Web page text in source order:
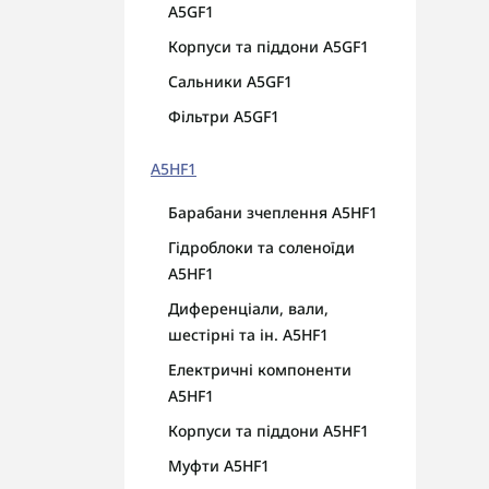
A5GF1
Корпуси та піддони A5GF1
Сальники A5GF1
Фільтри A5GF1
A5HF1
Барабани зчеплення A5HF1
Гідроблоки та соленоїди
A5HF1
Диференціали, вали,
шестірні та ін. A5HF1
Електричні компоненти
A5HF1
Корпуси та піддони A5HF1
Муфти A5HF1